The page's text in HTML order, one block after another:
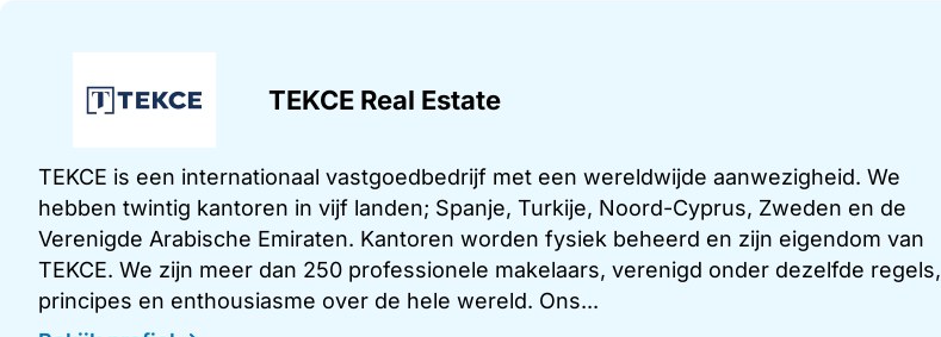
TEKCE Real Estate
TEKCE is een internationaal vastgoedbedrijf met een wereldwijde aanwezigheid. We
hebben twintig kantoren in vijf landen; Spanje, Turkije, Noord-Cyprus, Zweden en de
Verenigde Arabische Emiraten. Kantoren worden fysiek beheerd en zijn eigendom van
TEKCE. We zijn meer dan 250 professionele makelaars, verenigd onder dezelfde regels,
principes en enthousiasme over de hele wereld. Ons...